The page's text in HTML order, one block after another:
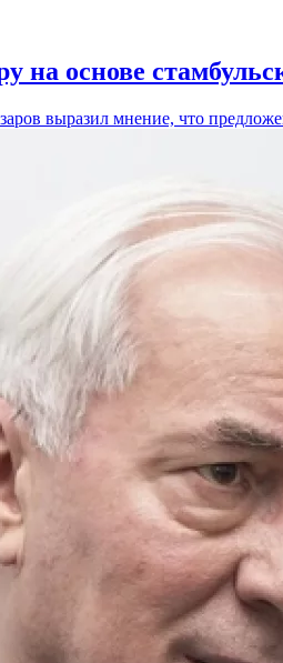
на основе
выразил мнение, что